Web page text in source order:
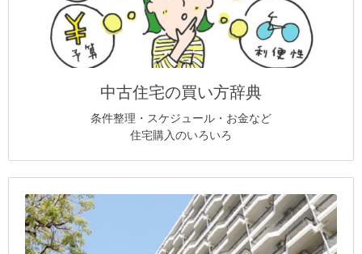
中古住宅の買い方辞典
条件整理・スケジュール・お金など
住宅購入のいろいろ